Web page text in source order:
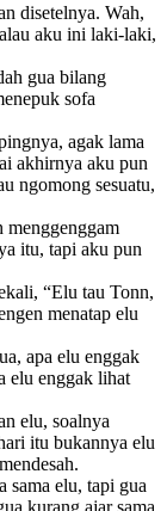
disetelnya. Wah,
aku ini laki-laki,
gua bilang
sofa
agak lama
akhirnya aku pun
ngomong sesuatu,
itu, tapi aku pun
“Elu tau Tonn,
menatap elu
apa elu enggak
elu enggak lihat
elu, soalnya
itu bukannya elu
sama elu, tapi gua
kurang ajar sama